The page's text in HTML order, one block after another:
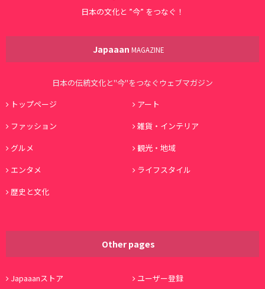
日本の文化と ”今” をつなぐ！
Japaaan MAGAZINE
日本の伝統文化と"今"をつなぐウェブマガジン
トップページ
アート
ファッション
雑貨・インテリア
グルメ
観光・地域
エンタメ
ライフスタイル
歴史と文化
Other pages
Japaaanストア ユーザー登録